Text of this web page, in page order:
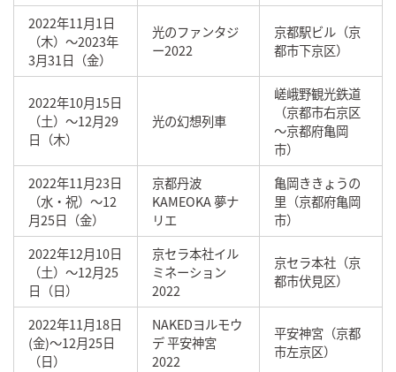
2022年11月1日
（木）～2023年
3月31日（金）
光のファンタジ
ー2022
京都駅ビル（京
都市下京区）
2022年10月15日
（土）～12月29
日（木）
光の幻想列車
嵯峨野観光鉄道
（京都市右京区
～京都府亀岡
市）
2022年11月23日
（水・祝）～12
月25日（金）
京都丹波
KAMEOKA 夢ナ
リエ
亀岡ききょうの
里（京都府亀岡
市）
2022年12月10日
（土）～12月25
日（日）
京セラ本社イル
ミネーション
2022
京セラ本社（京
都市伏見区）
2022年11月18日
(金)〜12月25日
（日）
NAKEDヨルモウ
デ 平安神宮
2022
平安神宮（京都
市左京区）